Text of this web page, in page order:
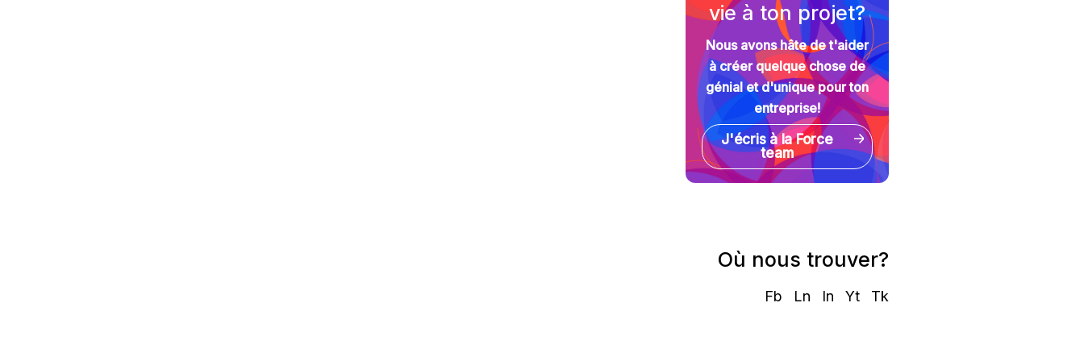
vie à ton projet?
Nous avons hâte de t'aider
à créer quelque chose de
génial et d'unique pour ton
entreprise!
J'écris à la Force
team
Où nous trouver?
Fb Ln In Yt Tk